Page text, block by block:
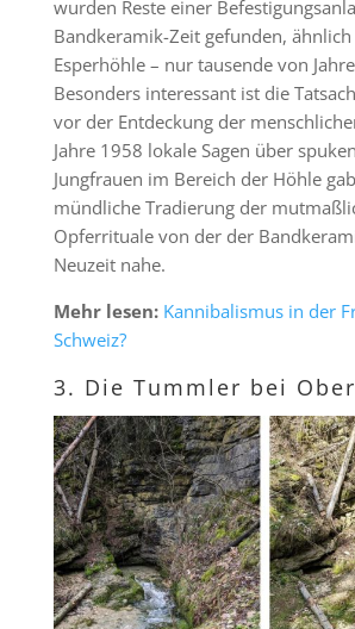
wurden Reste einer
Bandkeramik-Zeit gefunden,
Esperhöhle – nur tausende von
Besonders interessant ist die
vor der Entdeckung der
Jahre 1958 lokale Sagen über
Jungfrauen im Bereich der Höhle
mündliche Tradierung der
Opferrituale von der der
Neuzeit nahe.
Mehr lesen: Kannibalismus in der
Schweiz?
3. Die Tummler bei